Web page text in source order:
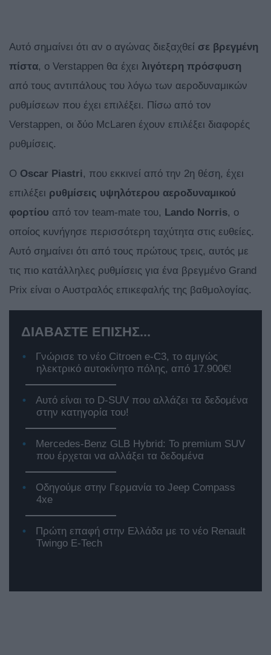
Αυτό σημαίνει ότι αν ο αγώνας διεξαχθεί σε βρεγμένη
πίστα, ο Verstappen θα έχει λιγότερη πρόσφυση
από τους αντιπάλους του λόγω των αεροδυναμικών
ρυθμίσεων που έχει επιλέξει. Πίσω από τον
Verstappen, οι δύο McLaren έχουν επιλέξει διαφορές
ρυθμίσεις.
Ο Oscar Piastri, που εκκινεί από την 2η θέση, έχει
επιλέξει ρυθμίσεις υψηλότερου αεροδυναμικού
φορτίου από τον team-mate του, Lando Norris, ο
οποίος κυνήγησε περισσότερη ταχύτητα στις ευθείες.
Αυτό σημαίνει ότι από τους πρώτους τρεις, αυτός με
τις πιο κατάλληλες ρυθμίσεις για ένα βρεγμένο Grand
Prix είναι ο Αυστραλός επικεφαλής της βαθμολογίας.
ΔΙΑΒΑΣΤΕ ΕΠΙΣΗΣ...
Γνώρισε το νέο Citroen e-C3, το αμιγώς
ηλεκτρικό αυτοκίνητο πόλης, από 17.900€!
Αυτό είναι το D-SUV που αλλάζει τα δεδομένα
στην κατηγορία του!
Mercedes-Benz GLB Hybrid: Το premium SUV
που έρχεται να αλλάξει τα δεδομένα
Οδηγούμε στην Γερμανία το Jeep Compass
4xe
Πρώτη επαφή στην Ελλάδα με το νέο Renault
Twingo E-Tech